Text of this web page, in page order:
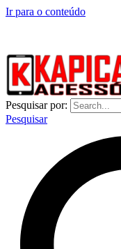
Ir para o conteúdo
Pesquisar por:
Pesquisar